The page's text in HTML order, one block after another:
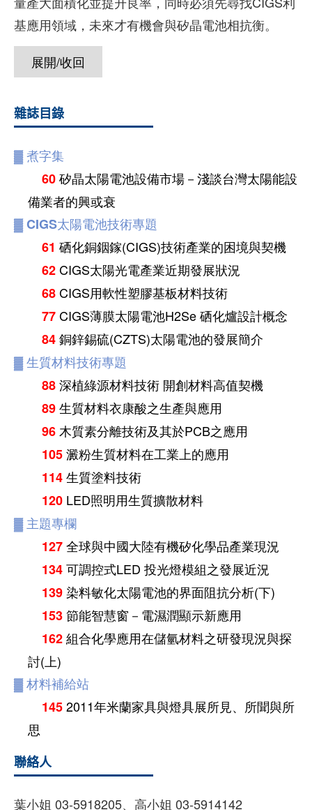
基應用領域，未來才有機會與矽晶電池相抗衡。
展開/收回
雜誌目錄
▓煮字集
60矽晶太陽電池設備市場－淺談台灣太陽能設
備業者的興或衰
▓CIGS太陽電池技術專題
61 硒化銅銦鎵(CIGS)技術產業的困境與契機
62CIGS太陽光電產業近期發展狀況
68CIGS用軟性塑膠基板材料技術
77CIGS薄膜太陽電池H2Se 硒化爐設計概念
84銅鋅錫硫(CZTS)太陽電池的發展簡介
▓生質材料技術專題
88深植綠源材料技術 開創材料高值契機
89生質材料衣康酸之生產與應用
96 木質素分離技術及其於PCB之應用
105澱粉生質材料在工業上的應用
114生質塗料技術
120 LED照明用生質擴散材料
▓ 主題專欄
127全球與中國大陸有機矽化學品產業現況
134可調控式LED 投光燈模組之發展近況
139染料敏化太陽電池的界面阻抗分析(下)
153節能智慧窗－電濕潤顯示新應用
162組合化學應用在儲氫材料之研發現況與探
討(上)
▓材料補給站
1452011年米蘭家具與燈具展所見、所聞與所
思
聯絡人
葉小姐 03-5918205、高小姐 03-5914142